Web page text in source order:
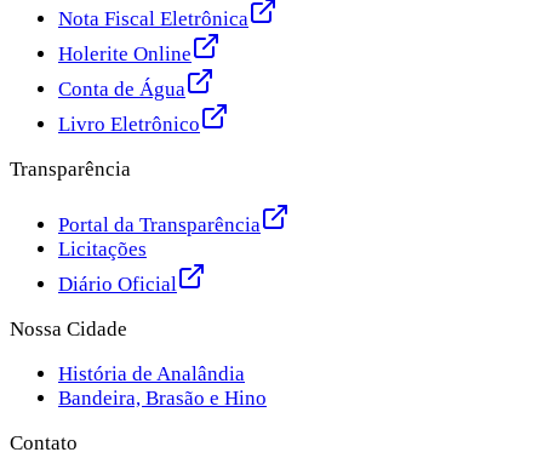
Nota Fiscal Eletrônica
Holerite Online
Conta de Água
Livro Eletrônico
Transparência
Portal da Transparência
Licitações
Diário Oficial
Nossa Cidade
História de Analândia
Bandeira, Brasão e Hino
Contato